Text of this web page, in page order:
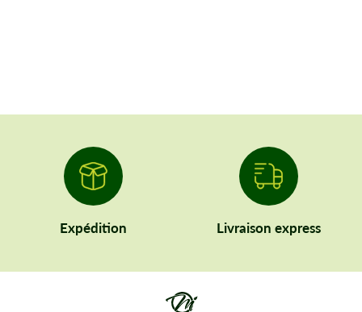
Expédition Livraison express